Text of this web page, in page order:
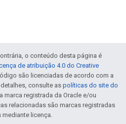
o conteúdo desta página é
de atribuição 4.0 do Creative
são licenciadas de acordo com a
detalhes, consulte as políticas do site do
marca registrada da Oracle e/ou
relacionadas são marcas registradas
mediante licença.